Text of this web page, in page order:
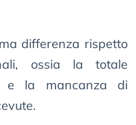
differenza rispetto
ossia la totale
e la mancanza di